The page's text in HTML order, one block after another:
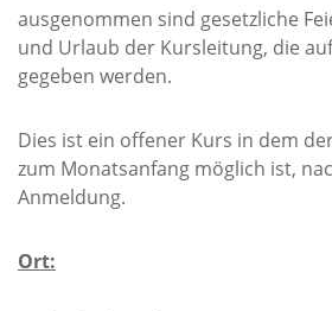
ausgenommen sind gesetzliche
und Urlaub der Kursleitung, die
gegeben werden.
Dies ist ein offener Kurs in dem
zum Monatsanfang möglich ist,
Anmeldung.
Ort: